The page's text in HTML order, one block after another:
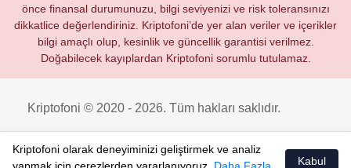
önce finansal durumunuzu, bilgi seviyenizi ve risk toleransınızı
dikkatlice değerlendiriniz. Kriptofoni’de yer alan veriler ve içerikler
bilgi amaçlı olup, kesinlik ve güncellik garantisi verilmez.
Doğabilecek kayıplardan Kriptofoni sorumlu tutulamaz.
Kriptofoni © 2020 - 2026. Tüm hakları saklıdır.
Kriptofoni olarak deneyiminizi geliştirmek ve analiz
Kabul